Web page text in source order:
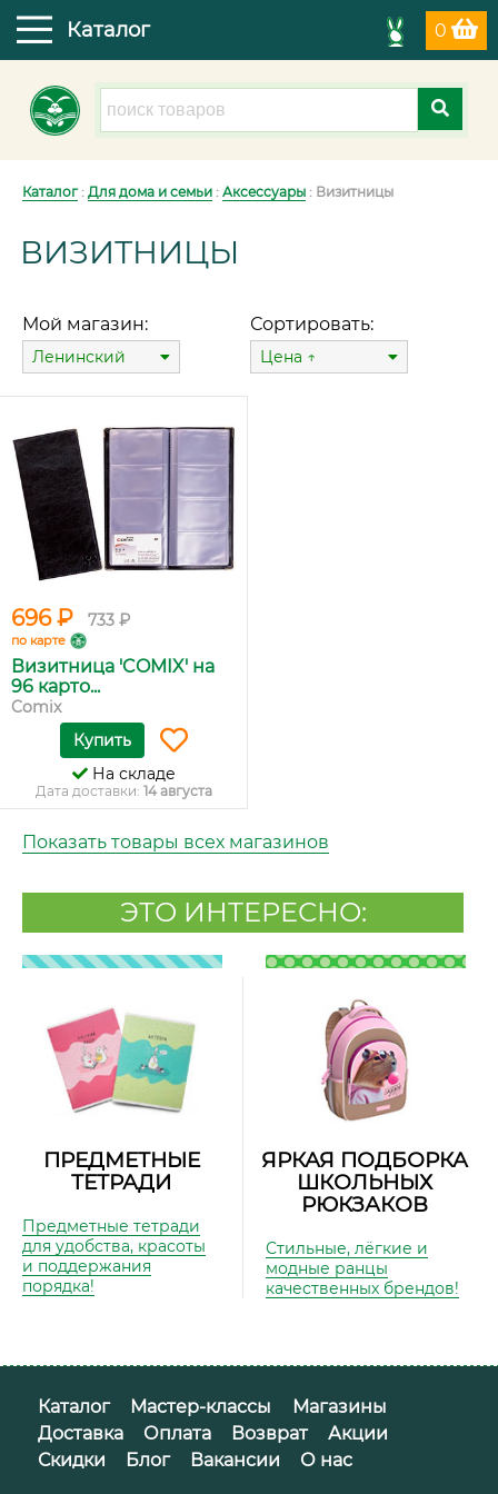
0
Каталог
Каталог: Для дома и семьи : Аксессуары : Визитницы
ВИЗИТНИЦЫ
Мой магазин:
Ленинский
Сортировать:
Цена ↑
696 ₽ 733 ₽
по карте
Визитница 'COMIX' на
96 карто...
Comix
Купить
На складе
Дата доставки: 14 августа
Показать товары всех магазинов
ЭТО ИНТЕРЕСНО:
ПРЕДМЕТНЫЕ
ТЕТРАДИ
Предметные тетради
для удобства, красоты
и поддержания
порядка!
ЯРКАЯ ПОДБОРКА
ШКОЛЬНЫХ
РЮКЗАКОВ
Стильные, лёгкие и
модные ранцы
качественных брендов!
Каталог Мастер-классы
Магазины
Доставка
Оплата Возврат
Акции
Скидки
Блог Вакансии О нас